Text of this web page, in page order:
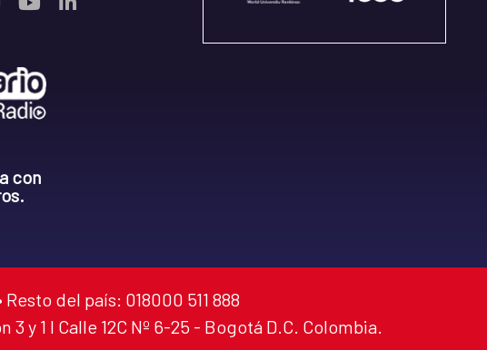
con
del país: 018000 511 888
y 1 I Calle 12C Nº 6-25 - Bogotá D.C. Colombia.